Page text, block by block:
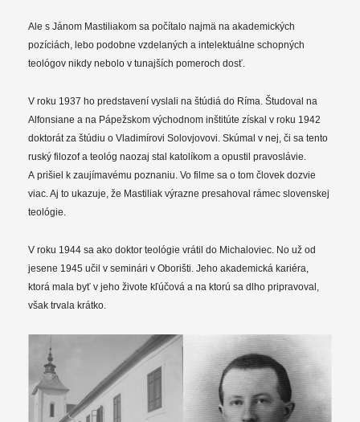
Ale s Jánom Mastiliakom sa počítalo najmä na akademických
pozíciách, lebo podobne vzdelaných a intelektuálne schopných
teológov nikdy nebolo v tunajších pomeroch dosť.
V roku 1937 ho predstavení vyslali na štúdiá do Ríma. Študoval na
Alfonsiane a na Pápežskom východnom inštitúte získal v roku 1942
doktorát za štúdiu o Vladimírovi Solovjovovi. Skúmal v nej, či sa tento
ruský filozof a teológ naozaj stal katolíkom a opustil pravoslávie.
A prišiel k zaujímavému poznaniu. Vo filme sa o tom človek dozvie
viac. Aj to ukazuje, že Mastiliak výrazne presahoval rámec slovenskej
teológie.
V roku 1944 sa ako doktor teológie vrátil do Michaloviec. No už od
jesene 1945 učil v seminári v Oborišti. Jeho akademická kariéra,
ktorá mala byť v jeho živote kľúčová a na ktorú sa dlho pripravoval,
však trvala krátko.